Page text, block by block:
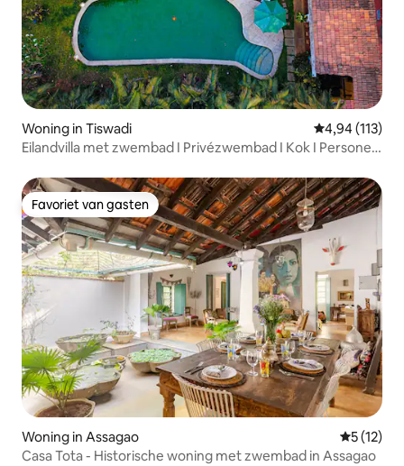
Woning in Tiswadi Gemiddelde
4,94 (113)
Eilandvilla met zwembad I Privézwembad I Kok I Personeel
Favoriet van gasten
Favoriet van gasten
Woning in Assagao
5 (12)
Casa Tota - Historische woning met zwembad in Assagao